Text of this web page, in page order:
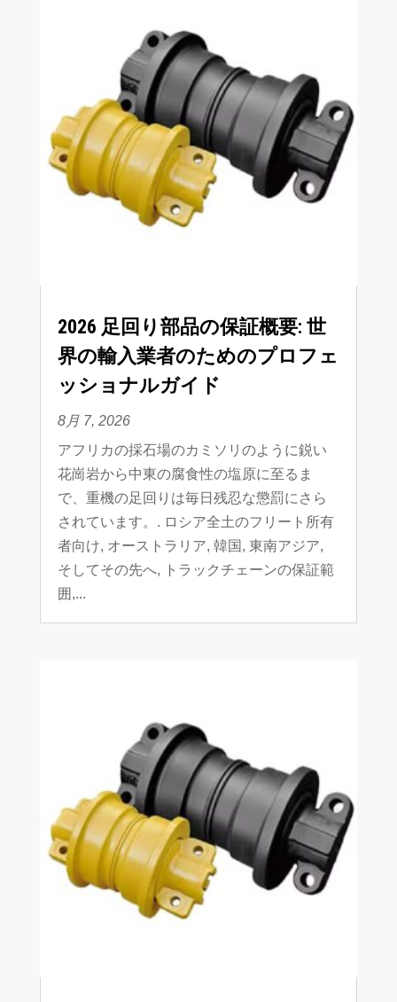
2026 足回り部品の保証概要: 世
界の輸入業者のためのプロフェ
ッショナルガイド
8月 7, 2026
アフリカの採石場のカミソリのように鋭い
花崗岩から中東の腐食性の塩原に至るま
で、重機の足回りは毎日残忍な懲罰にさら
されています。 . ロシア全土のフリート所有
者向け, オーストラリア, 韓国, 東南アジア,
そしてその先へ,
トラックチェーンの保証範
囲 ,...